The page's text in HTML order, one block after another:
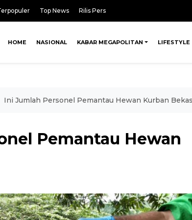
Top News Rilis Pers
HOME NASIONAL KABAR MEGAPOLITAN LIFESTYLE
Ini Jumlah Personel Pemantau Hewan Kurban
Pemantau Hewan